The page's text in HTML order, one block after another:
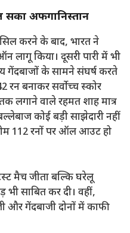
अफगानिस्तान
करने के बाद, भारत ने
किया। दूसरी पारी में भी
गेंदबाजों के सामने संघर्ष करते
बनाकर सर्वोच्च स्कोर
लगाने वाले रहमत शाह मात्र
कोई बड़ी साझेदारी नहीं
112 रनों पर ऑल आउट हो
मैच जीता बल्कि घरेलू
साबित कर दी। वहीं,
और गेंदबाजी दोनों में काफी